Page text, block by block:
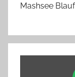
Mashsee